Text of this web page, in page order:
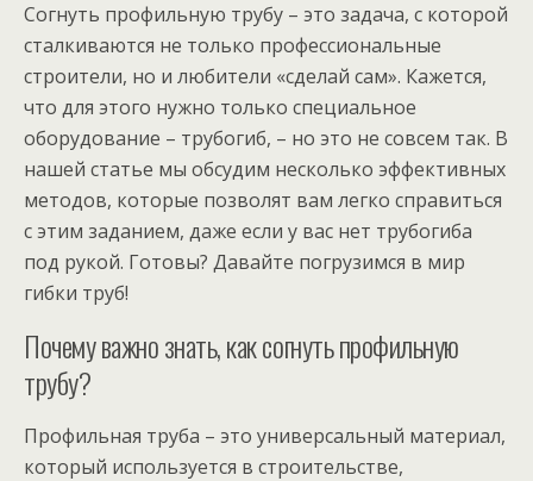
Согнуть профильную трубу – это задача, с которой
сталкиваются не только профессиональные
строители, но и любители «сделай сам». Кажется,
что для этого нужно только специальное
оборудование – трубогиб, – но это не совсем так. В
нашей статье мы обсудим несколько эффективных
методов, которые позволят вам легко справиться
с этим заданием, даже если у вас нет трубогиба
под рукой. Готовы? Давайте погрузимся в мир
гибки труб!
Почему важно знать, как согнуть профильную
трубу?
Профильная труба – это универсальный материал,
который используется в строительстве,